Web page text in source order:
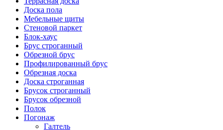
Доска пола
Мебельные щиты
Стеновой паркет
Блок-хаус
Брус строганный
Обрезной брус
Профилированный брус
Обрезная доска
Доска строганная
Брусок строганный
Брусок обрезной
Полок
Погонаж
Галтель